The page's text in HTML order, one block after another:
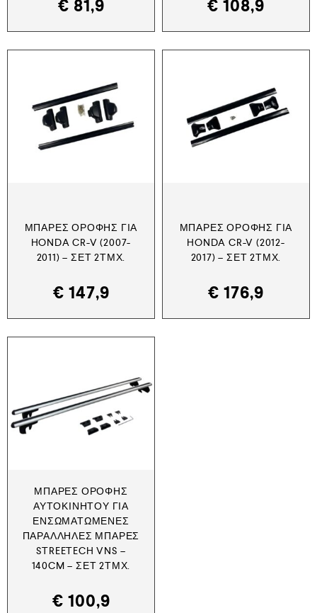
€ 81,9 € 108,9
ΜΠΆΡΕΣ ΟΡΟΦΉΣ ΓΙΑ
HONDA CR-V (2007-
2011) – ΣΕΤ 2ΤΜΧ.
€ 147,9
ΜΠΆΡΕΣ ΟΡΟΦΉΣ ΓΙΑ
HONDA CR-V (2012-
2017) – ΣΕΤ 2ΤΜΧ.
€ 176,9
ΜΠΆΡΕΣ ΟΡΟΦΉΣ
ΑΥΤΟΚΙΝΉΤΟΥ ΓΙΑ
ΕΝΣΩΜΑΤΩΜΈΝΕΣ
ΠΑΡΆΛΛΗΛΕΣ ΜΠΆΡΕΣ
STREETECH VNS –
140CM – ΣΕΤ 2ΤΜΧ.
€ 100,9